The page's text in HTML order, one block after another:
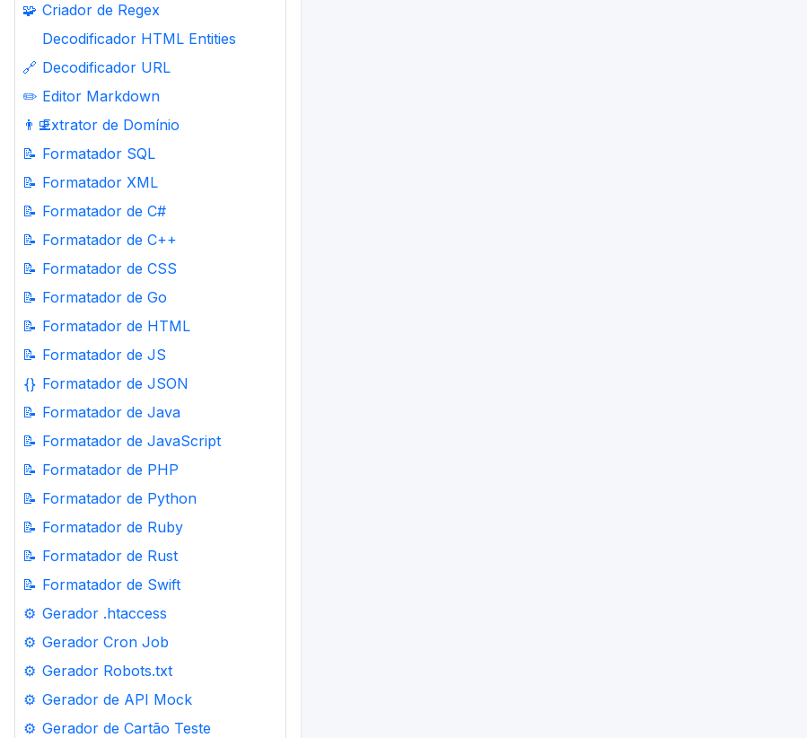
🧩 Criador de Regex
Decodificador HTML Entities
🔗 Decodificador URL
✏️ Editor Markdown
👨‍💻Extrator de Domínio
📝 Formatador SQL
📝 Formatador XML
📝 Formatador de C#
📝 Formatador de C++
📝 Formatador de CSS
📝 Formatador de Go
📝 Formatador de HTML
📝 Formatador de JS
{} Formatador de JSON
📝 Formatador de Java
📝 Formatador de JavaScript
📝 Formatador de PHP
📝 Formatador de Python
📝 Formatador de Ruby
📝 Formatador de Rust
📝 Formatador de Swift
⚙️ Gerador .htaccess
⚙️ Gerador Cron Job
⚙️ Gerador Robots.txt
⚙️ Gerador de API Mock
⚙️ Gerador de Cartão Teste